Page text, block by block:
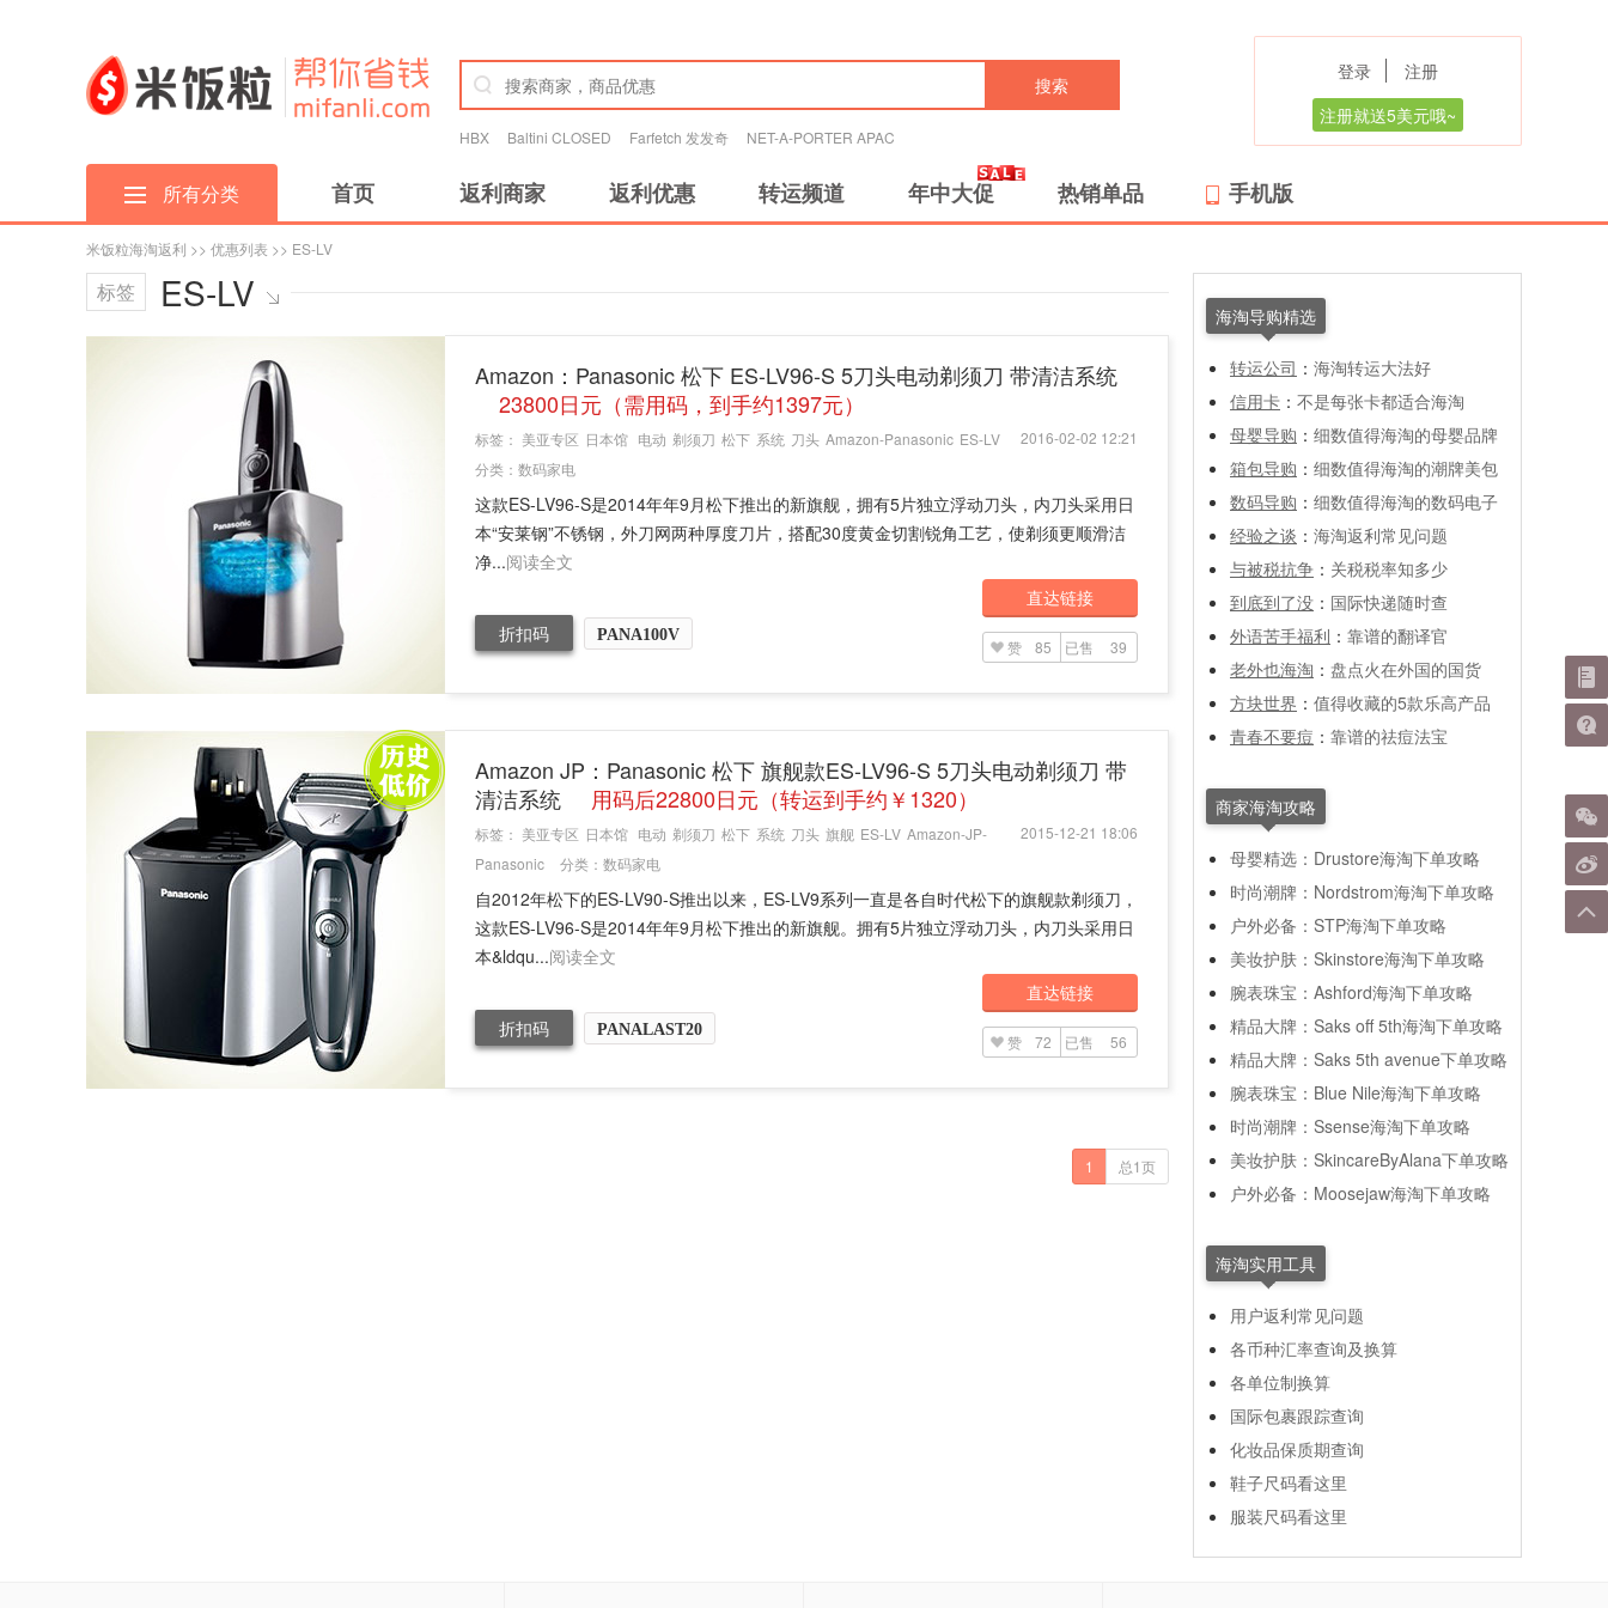
搜索
HBX Baltini CLOSED Farfetch 发发奇 NET-A-PORTER APAC
登录
注册
注册就送5美元哦~
所有分类 首页 返利商家 返利优惠 转运频道 年中大促 热销单品 手机版
米饭粒海淘返利 >> 优惠列表 >> ES-LV
标签 ES-LV
Amazon：Panasonic 松下 ES-LV96-S 5刀头电动剃须刀 带清洁系统
23800日元（需用码，到手约1397元）
2016-02-02 12:21
标签： 美亚专区 日本馆 电动 剃须刀 松下 系统 刀头 Amazon-Panasonic ES-LV
分类： 数码家电
这款ES-LV96-S是2014年年9月松下推出的新旗舰，拥有5片独立浮动刀头，内刀头采用日
本“安莱钢”不锈钢，外刀网两种厚度刀片，搭配30度黄金切割锐角工艺，使剃须更顺滑洁
净...阅读全文
折扣码 PANA100V
直达链接
赞 85 已售 39
Amazon JP：Panasonic 松下 旗舰款ES-LV96-S 5刀头电动剃须刀 带
清洁系统
用码后22800日元（转运到手约￥1320）
2015-12-21 18:06
标签： 美亚专区 日本馆 电动 剃须刀 松下 系统 刀头 旗舰 ES-LV Amazon-JP-
Panasonic
分类： 数码家电
自2012年松下的ES-LV90-S推出以来，ES-LV9系列一直是各自时代松下的旗舰款剃须刀，
这款ES-LV96-S是2014年年9月松下推出的新旗舰。拥有5片独立浮动刀头，内刀头采用日
本&ldqu...阅读全文
折扣码 PANALAST20
直达链接
赞 72 已售 56
1 总1页
海淘导购精选
转运公司 ： 海淘转运大法好
信用卡 ： 不是每张卡都适合海淘
母婴导购 ： 细数值得海淘的母婴品牌
箱包导购 ： 细数值得海淘的潮牌美包
数码导购 ： 细数值得海淘的数码电子
经验之谈 ： 海淘返利常见问题
与被税抗争 ： 关税税率知多少
到底到了没 ： 国际快递随时查
外语苦手福利 ： 靠谱的翻译官
老外也海淘 ： 盘点火在外国的国货
方块世界 ： 值得收藏的5款乐高产品
青春不要痘 ： 靠谱的祛痘法宝
商家海淘攻略
母婴精选：Drustore海淘下单攻略
时尚潮牌：Nordstrom海淘下单攻略
户外必备：STP海淘下单攻略
美妆护肤：Skinstore海淘下单攻略
腕表珠宝：Ashford海淘下单攻略
精品大牌：Saks off 5th海淘下单攻略
精品大牌：Saks 5th avenue下单攻略
腕表珠宝：Blue Nile海淘下单攻略
时尚潮牌：Ssense海淘下单攻略
美妆护肤：SkincareByAlana下单攻略
户外必备：Moosejaw海淘下单攻略
海淘实用工具
用户返利常见问题
各币种汇率查询及换算
各单位制换算
国际包裹跟踪查询
化妆品保质期查询
鞋子尺码看这里
服装尺码看这里